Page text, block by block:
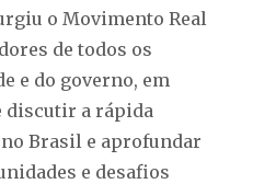
o Movimento Real
de todos os
e do governo, em
discutir a rápida
Brasil e aprofundar
e desafios